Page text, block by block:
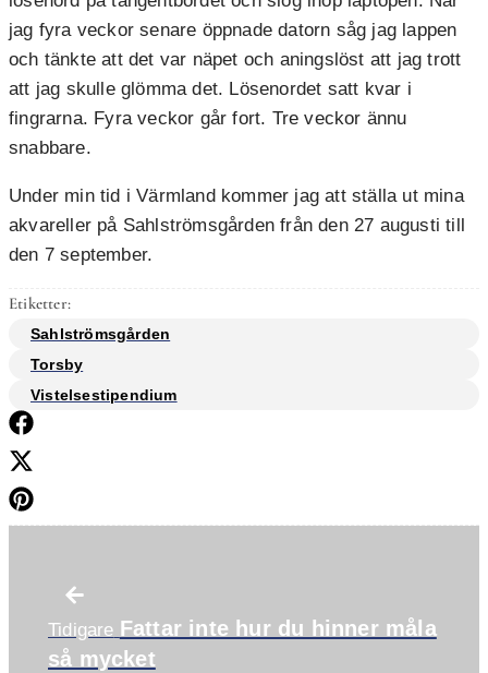
jag fyra veckor senare öppnade datorn såg jag lappen
och tänkte att det var näpet och aningslöst att jag trott
att jag skulle glömma det. Lösenordet satt kvar i
fingrarna. Fyra veckor går fort. Tre veckor ännu
snabbare.
Under min tid i Värmland kommer jag att ställa ut mina
akvareller på Sahlströmsgården från den 27 augusti till
den 7 september.
Etiketter:
Sahlströmsgården
Torsby
Vistelsestipendium
Tidigare Fattar inte hur du hinner måla
så mycket